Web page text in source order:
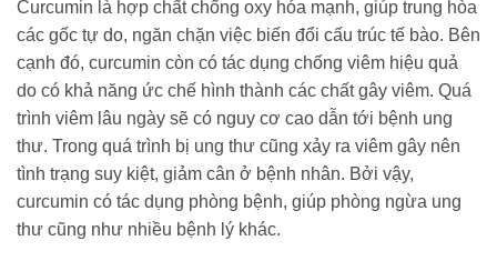
Curcumin là hợp chất chống oxy hóa mạnh, giúp trung hòa
các gốc tự do, ngăn chặn việc biến đổi cấu trúc tế bào. Bên
cạnh đó, curcumin còn có tác dụng chống viêm hiệu quả
do có khả năng ức chế hình thành các chất gây viêm. Quá
trình viêm lâu ngày sẽ có nguy cơ cao dẫn tới bệnh ung
thư. Trong quá trình bị ung thư cũng xảy ra viêm gây nên
tình trạng suy kiệt, giảm cân ở bệnh nhân. Bởi vậy,
curcumin có tác dụng phòng bệnh, giúp phòng ngừa ung
thư cũng như nhiều bệnh lý khác.